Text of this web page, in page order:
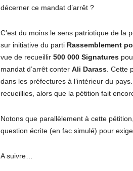
décerner ce mandat d’arrêt ?
C’est du moins le sens patriotique de la
sur initiative du parti Rassemblement
vue de recueillir 500 000 Signatures
mandat d’arrêt conter Ali Darass .
dans les préfectures à l’intérieur du
recueillies, alors que la pétition fait
Notons que parallèlement à cette
question écrite (en fac simulé) pour
A suivre…